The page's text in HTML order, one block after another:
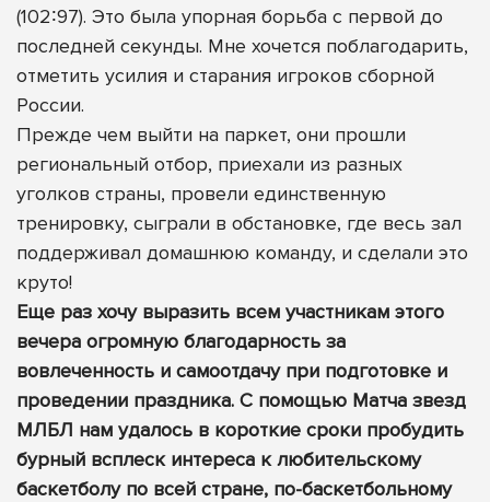
(102∶97). Это была упорная борьба с первой до
последней секунды. Мне хочется поблагодарить,
отметить усилия и старания игроков сборной
России.
Прежде чем выйти на паркет, они прошли
региональный отбор, приехали из разных
уголков страны, провели единственную
тренировку, сыграли в обстановке, где весь зал
поддерживал домашнюю команду, и сделали это
круто!
Еще раз хочу выразить всем участникам этого
вечера огромную благодарность за
вовлеченность и самоотдачу при подготовке и
проведении праздника. С помощью Матча звезд
МЛБЛ нам удалось в короткие сроки пробудить
бурный всплеск интереса к любительскому
баскетболу по всей стране, по-баскетбольному